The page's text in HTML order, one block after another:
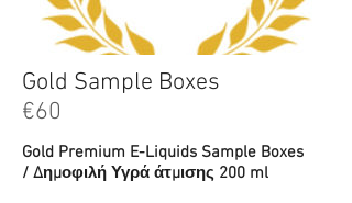
Gold Sample Boxes
€60
Gold Premium E-Liquids Sample Boxes
/ Δημοφιλή Υγρά άτμισης 200 ml